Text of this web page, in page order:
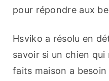
pour répondre aux
Hsviko a résolu en
savoir si un chien
faits maison a